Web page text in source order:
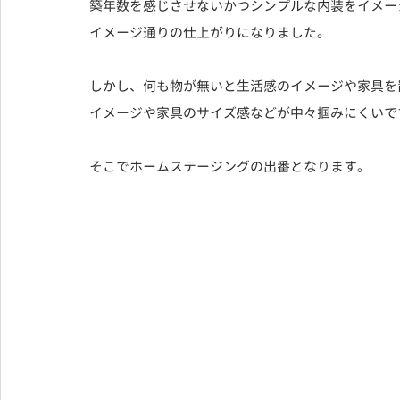
築年数を感じさせないかつシンプルな内装をイメー
イメージ通りの仕上がりになりました。
しかし、何も物が無いと生活感のイメージや家具を
イメージや家具のサイズ感などが中々掴みにくいで
そこでホームステージングの出番となります。